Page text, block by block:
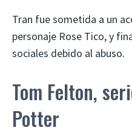
Tran fue sometida a un
personaje Rose Tico, y
sociales debido al abuso.
Tom Felton,
Potter